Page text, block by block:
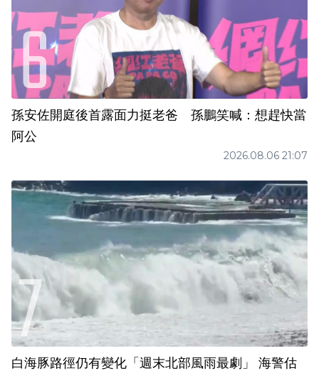
孫安佐開庭後首露面力挺老爸 孫鵬笑喊：想趕快當
阿公
2026.08.06 21:07
白海豚路徑仍有變化「週末北部風雨最劇」 海警估